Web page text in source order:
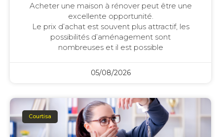
Acheter une maison à rénover peut être une
excellente opportunité.
Le prix d’achat est souvent plus attractif, les
possibilités d’aménagement sont
nombreuses et il est possible
05/08/2026
Courtisa